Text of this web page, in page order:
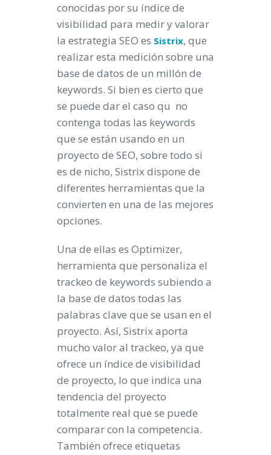
conocidas por su índice de
visibilidad para medir y valorar
la estrategia SEO es Sistrix, que
realizar esta medición sobre una
base de datos de un millón de
keywords. Si bien es cierto que
se puede dar el caso qu no
contenga todas las keywords
que se están usando en un
proyecto de SEO, sobre todo si
es de nicho, Sistrix dispone de
diferentes herramientas que la
convierten en una de las mejores
opciones.
Una de ellas es Optimizer,
herramienta que personaliza el
trackeo de keywords subiendo a
la base de datos todas las
palabras clave que se usan en el
proyecto. Así, Sistrix aporta
mucho valor al trackeo, ya que
ofrece un índice de visibilidad
de proyecto, lo que indica una
tendencia del proyecto
totalmente real que se puede
comparar con la competencia.
También ofrece etiquetas